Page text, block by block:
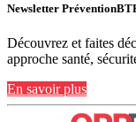
Newsletter
Découvrez et faites
approche santé,
En savoir plus